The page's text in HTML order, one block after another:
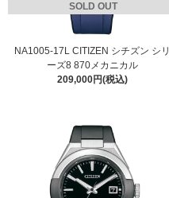
SOLD OUT
NA1005-17L CITIZEN シチズン シリ
ーズ8 870メカニカル
209,000円(税込)